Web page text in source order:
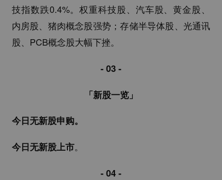
技指数跌0.4%。权重科技股、汽车股、黄金股、
内房股、猪肉概念股强势；存储半导体股、光通讯
股、PCB概念股大幅下挫。
- 03 -
「新股一览」
今日无新股申购。
今日无新股上市。
- 04 -